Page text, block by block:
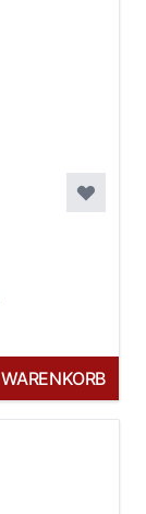
WARENKORB